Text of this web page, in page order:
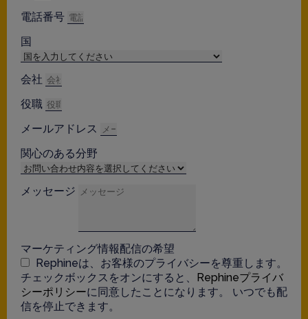
電話番号
国
会社
役職
メールアドレス
関心のある分野
メッセージ
マーケティング情報配信の希望
Rephineは、お客様のプライバシーを尊重します。
チェックボックスをオンにすると、 Rephineプライバ
シーポリシーに同意したことになります。 いつでも配
信を停止できます。